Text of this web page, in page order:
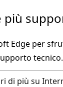
più
Edge per
tecnico.
di più su